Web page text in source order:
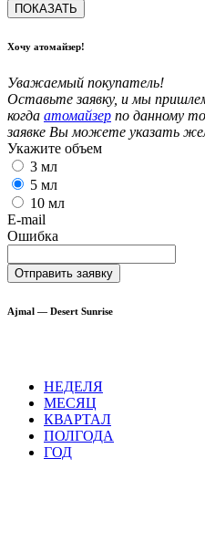
ПОКАЗАТЬ
Хочу атомайзер!
Уважаемый покупатель!
Оставьте заявку, и мы
когда атомайзер по данному
заявке Вы можете указать
Укажите объем
3 мл
5 мл
10 мл
E-mail
Ошибка
Отправить заявку
Ajmal — Desert Sunrise
НЕДЕЛЯ
МЕСЯЦ
КВАРТАЛ
ПОЛГОДА
ГОД